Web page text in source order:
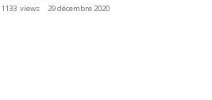
1133 views
29 décembre 2020